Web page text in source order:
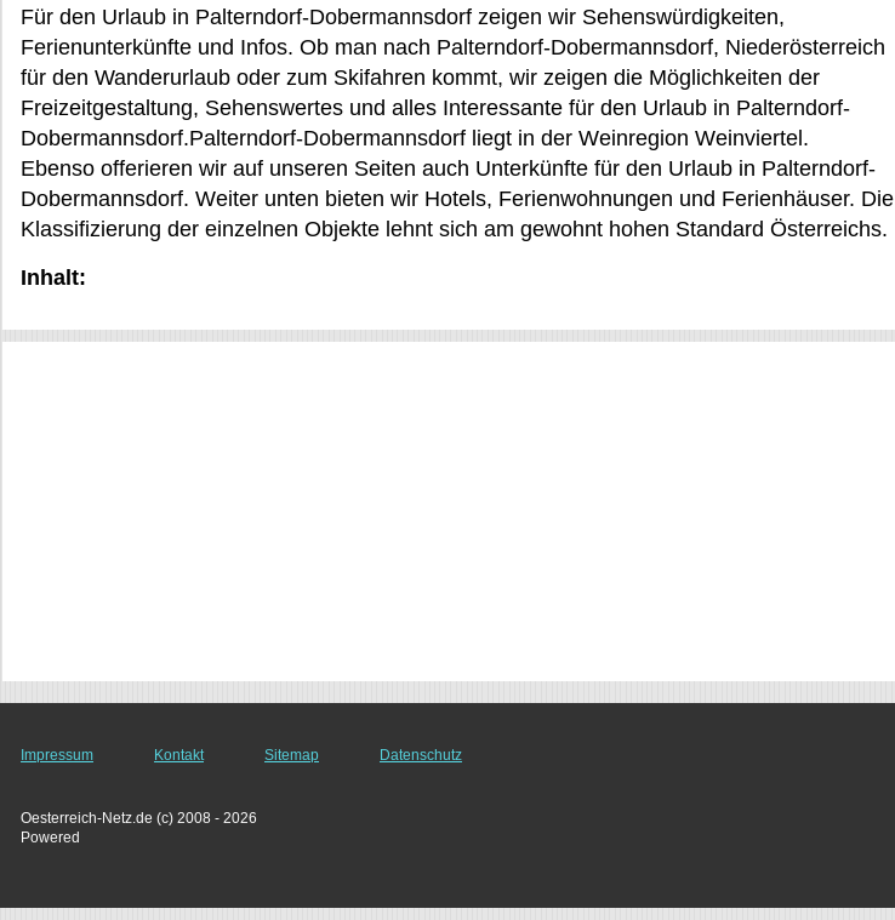
Für den Urlaub in Palterndorf-Dobermannsdorf zeigen wir Sehenswürdigkeiten,
Ferienunterkünfte und Infos. Ob man nach Palterndorf-Dobermannsdorf, Niederösterreich
für den Wanderurlaub oder zum Skifahren kommt, wir zeigen die Möglichkeiten der
Freizeitgestaltung, Sehenswertes und alles Interessante für den Urlaub in Palterndorf-
Dobermannsdorf.Palterndorf-Dobermannsdorf liegt in der Weinregion Weinviertel.
Ebenso offerieren wir auf unseren Seiten auch Unterkünfte für den Urlaub in Palterndorf-
Dobermannsdorf. Weiter unten bieten wir Hotels, Ferienwohnungen und Ferienhäuser. Die
Klassifizierung der einzelnen Objekte lehnt sich am gewohnt hohen Standard Österreichs.
Inhalt:
Impressum Kontakt Sitemap Datenschutz
Oesterreich-Netz.de (c) 2008 - 2026
Powered